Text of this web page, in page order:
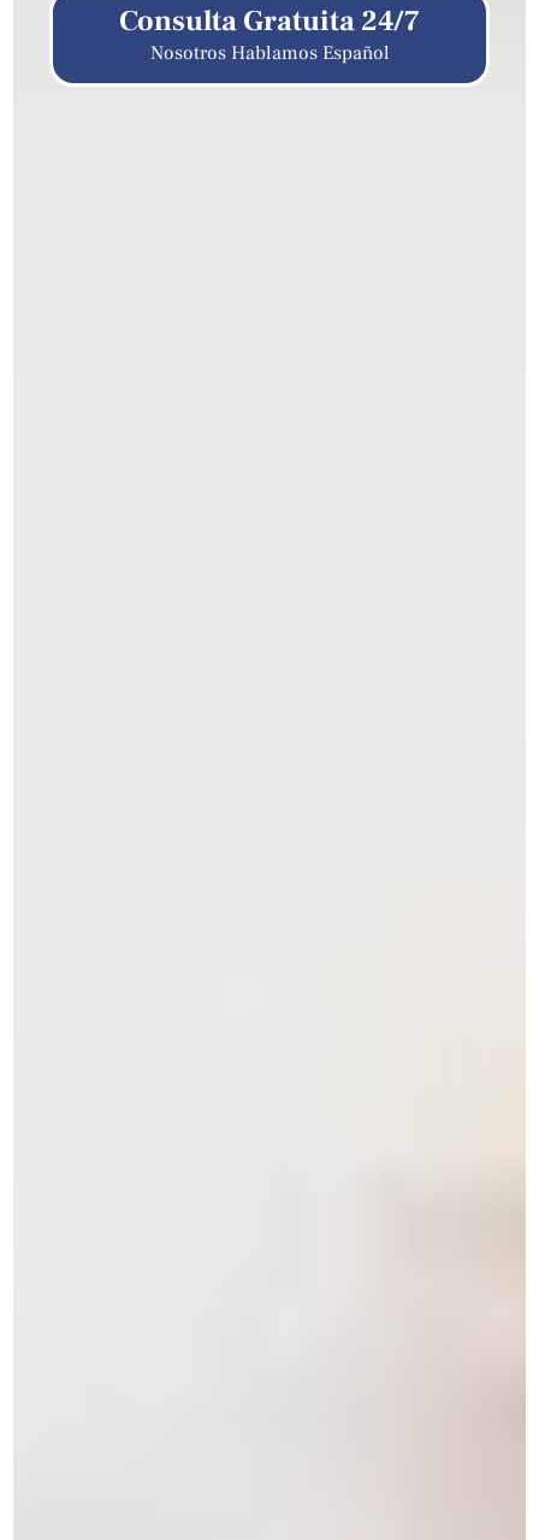
Consulta Gratuita 24/7
Nosotros Hablamos Español